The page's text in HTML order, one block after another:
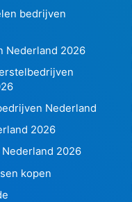
bedrijven
Nederland 2026
Nederland
2026
2026
kopen